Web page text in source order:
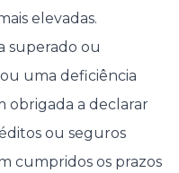
elevadas.
superado ou
uma deficiência
obrigada a declarar
ou seguros
cumpridos os prazos